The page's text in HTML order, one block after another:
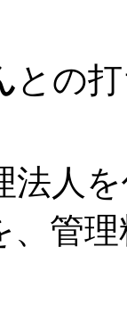
との
法人
、管